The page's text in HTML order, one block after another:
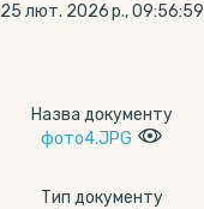
25 лют. 2026 р., 09:56:59
Назва документу
фото4.JPG
Тип документу